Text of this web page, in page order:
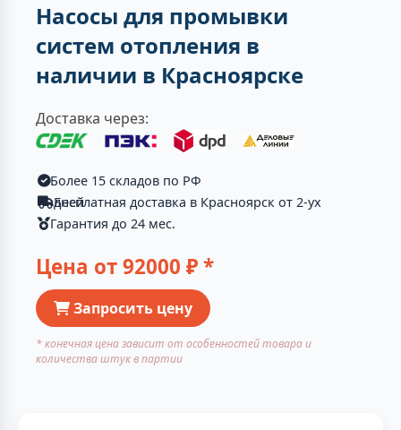
Насосы для промывки
систем отопления в
наличии в Красноярске
Доставка через:
Более 15 складов по РФ
Бесплатная доставка в Красноярск от 2-ух дней
Гарантия до 24 мес.
Цена от92000 ₽ *
Запросить цену
* конечная цена зависит от особенностей товара и
количества штук в партии